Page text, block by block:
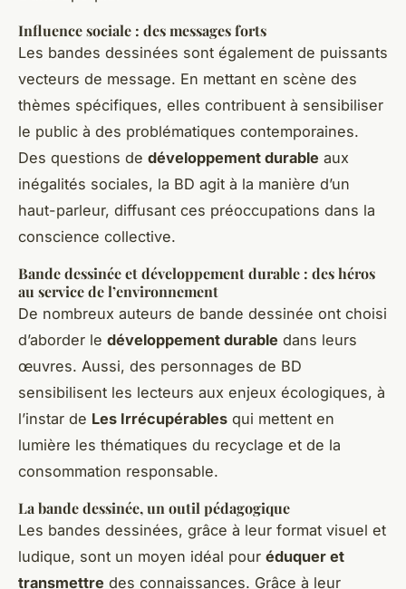
Influence sociale : des messages forts
Les bandes dessinées sont également de puissants
vecteurs de message. En mettant en scène des
thèmes spécifiques, elles contribuent à sensibiliser
le public à des problématiques contemporaines.
Des questions de développement durable aux
inégalités sociales, la BD agit à la manière d’un
haut-parleur, diffusant ces préoccupations dans la
conscience collective.
Bande dessinée et développement durable : des héros
au service de l’environnement
De nombreux auteurs de bande dessinée ont choisi
d’aborder le développement durable dans leurs
œuvres. Aussi, des personnages de BD
sensibilisent les lecteurs aux enjeux écologiques, à
l’instar de Les Irrécupérables qui mettent en
lumière les thématiques du recyclage et de la
consommation responsable.
La bande dessinée, un outil pédagogique
Les bandes dessinées, grâce à leur format visuel et
ludique, sont un moyen idéal pour éduquer et
transmettre des connaissances. Grâce à leur